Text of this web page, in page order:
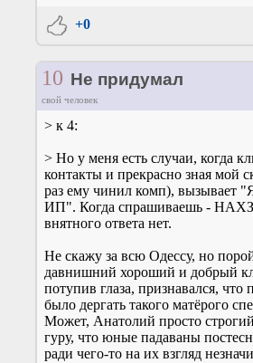
+0
10 Не придумал
свой человек
> к 4:
> Но у меня есть случаи, когда
контакты и прекрасно зная мой
раз ему чинил комп), вызывает
ИП". Когда спрашиваешь -
внятного ответа нет.
Не скажу за всю Одессу, но
давнишний хороший и добрый
потупив глаза, признавался, что
было дергать такого матёрого
Может, Анатолий просто
гуру, что юные падаваны
ради чего-то на их взгляд